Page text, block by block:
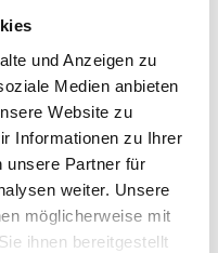
und Anzeigen zu
Medien anbieten
Website zu
Informationen zu Ihrer
unsere Partner für
weiter. Unsere
möglicherweise mit
ihnen bereitgestellt